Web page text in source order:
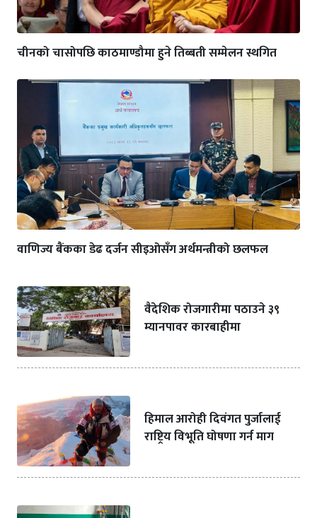
चीनको चासोपछि काठमाण्डौमा हुने तिब्बती सम्मेलन स्थगित
वाणिज्य बैंकका डेढ दर्जन सीइओसँग अर्थमन्त्रीको छलफल
वैदेशिक रोजगारीमा पठाउने ३९
म्यानपावर कारबाहीमा
हिमाल आरोही दिवंगत पुर्जालाई
राष्ट्रिय विभूति घोषणा गर्न माग